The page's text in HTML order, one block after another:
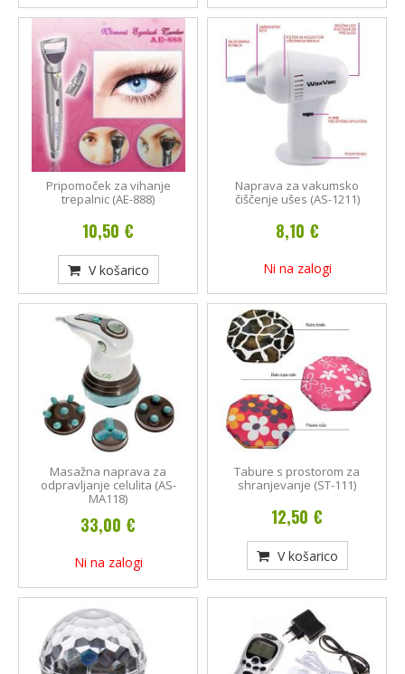
Pripomoček za vihanje
trepalnic (AE-888)
10,50 €
V košarico
Naprava za vakumsko
čiščenje ušes (AS-1211)
8,10 €
Ni na zalogi
Masažna naprava za
odpravljanje celulita (AS-
MA118)
33,00 €
Ni na zalogi
Tabure s prostorom za
shranjevanje (ST-111)
12,50 €
V košarico